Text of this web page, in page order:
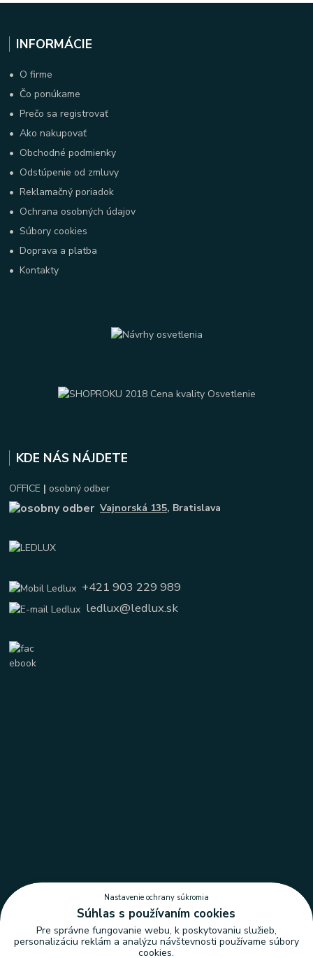
INFORMÁCIE
• O firme
• Čo ponúkame
•Prečo sa registrovať
•Ako nakupovať
• Obchodné podmienky
• Odstúpenie od zmluvy
•Reklamačný poriadok
• Ochrana osobných údajov
•Súbory cookies
•Doprava a platba
•Kontakty
KDE NÁS NÁJDETE
OFFICE | osobný odber
Vajnorská 135, Bratislava
+421 903 229 989
ledlux@ledlux.sk
Nastavenie ochrany súkromia
Súhlas s používaním cookies
Pre správne fungovanie webu, k poskytovaniu služieb,
personalizáciu reklám a analýzu návštevnosti používame súbory
cookies.